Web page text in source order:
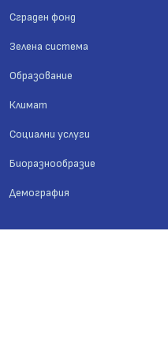
Сграден фонд
Зелена система
Образование
Климат
Социални услуги
Биоразнообразие
Демография